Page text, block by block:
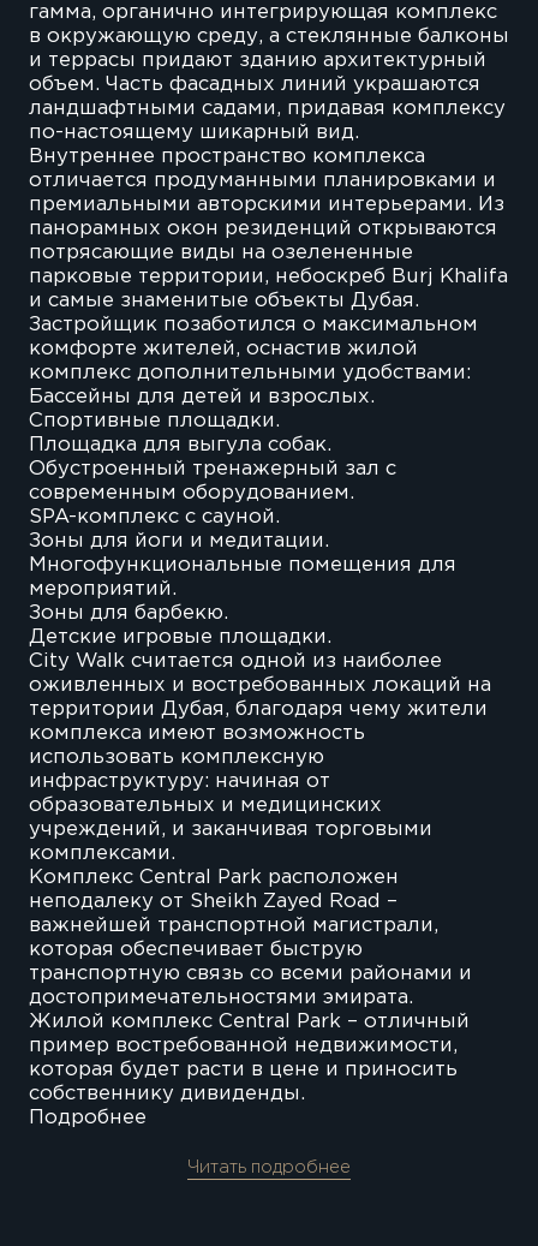
гамма, органично интегрирующая комплекс
в окружающую среду, а стеклянные балконы
и террасы придают зданию архитектурный
объем. Часть фасадных линий украшаются
ландшафтными садами, придавая комплексу
по-настоящему шикарный вид.
Внутреннее пространство комплекса
отличается продуманными планировками и
премиальными авторскими интерьерами. Из
панорамных окон резиденций открываются
потрясающие виды на озелененные
парковые территории, небоскреб Burj Khalifa
и самые знаменитые объекты Дубая.
Застройщик позаботился о максимальном
комфорте жителей, оснастив жилой
комплекс дополнительными удобствами:
Бассейны для детей и взрослых.
Спортивные площадки.
Площадка для выгула собак.
Обустроенный тренажерный зал с
современным оборудованием.
SPA-комплекс с сауной.
Зоны для йоги и медитации.
Многофункциональные помещения для
мероприятий.
Зоны для барбекю.
Детские игровые площадки.
City Walk считается одной из наиболее
оживленных и востребованных локаций на
территории Дубая, благодаря чему жители
комплекса имеют возможность
использовать комплексную
инфраструктуру: начиная от
образовательных и медицинских
учреждений, и заканчивая торговыми
комплексами.
Комплекс Central Park расположен
неподалеку от Sheikh Zayed Road –
важнейшей транспортной магистрали,
которая обеспечивает быструю
транспортную связь со всеми районами и
достопримечательностями эмирата.
Жилой комплекс Central Park – отличный
пример востребованной недвижимости,
которая будет расти в цене и приносить
собственнику дивиденды.
Подробнее
Читать подробнее